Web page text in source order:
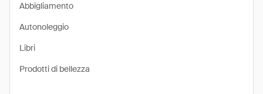
Abbigliamento
Autonoleggio
Libri
Prodotti di bellezza